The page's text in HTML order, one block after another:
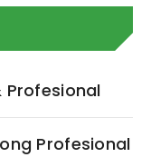
Profesional
Profesional